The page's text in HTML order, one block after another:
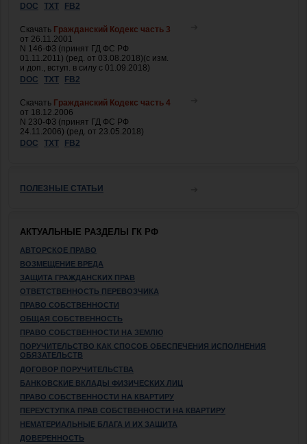
DOC
TXT FB2
Скачать Гражданский Кодекс часть 3
от 26.11.2001
N 146-ФЗ (принят ГД ФС РФ
01.11.2011) (ред. от 03.08.2018)(с изм.
и доп., вступ. в силу с 01.09.2018)
DOC
TXT FB2
Скачать Гражданский Кодекс часть 4
от 18.12.2006
N 230-ФЗ (принят ГД ФС РФ
24.11.2006) (ред. от 23.05.2018)
DOC
TXT FB2
ПОЛЕЗНЫЕ СТАТЬИ
АКТУАЛЬНЫЕ РАЗДЕЛЫ ГК РФ
АВТОРСКОЕ ПРАВО
ВОЗМЕЩЕНИЕ ВРЕДА
ЗАЩИТА ГРАЖДАНСКИХ ПРАВ
ОТВЕТСТВЕННОСТЬ ПЕРЕВОЗЧИКА
ПРАВО СОБСТВЕННОСТИ
ОБЩАЯ СОБСТВЕННОСТЬ
ПРАВО СОБСТВЕННОСТИ НА ЗЕМЛЮ
ПОРУЧИТЕЛЬСТВО КАК СПОСОБ ОБЕСПЕЧЕНИЯ ИСПОЛНЕНИЯ
ОБЯЗАТЕЛЬСТВ
ДОГОВОР ПОРУЧИТЕЛЬСТВА
БАНКОВСКИЕ ВКЛАДЫ ФИЗИЧЕСКИХ ЛИЦ
ПРАВО СОБСТВЕННОСТИ НА КВАРТИРУ
ПЕРЕУСТУПКА ПРАВ СОБСТВЕННОСТИ НА КВАРТИРУ
НЕМАТЕРИАЛЬНЫЕ БЛАГА И ИХ ЗАЩИТА
ДОВЕРЕННОСТЬ